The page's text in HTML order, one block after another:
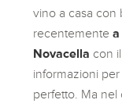
vino a casa con
recentementea
Novacella con
informazioni
perfetto. Ma nel